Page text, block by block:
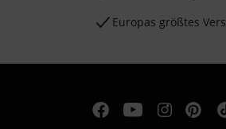
Europas größtes